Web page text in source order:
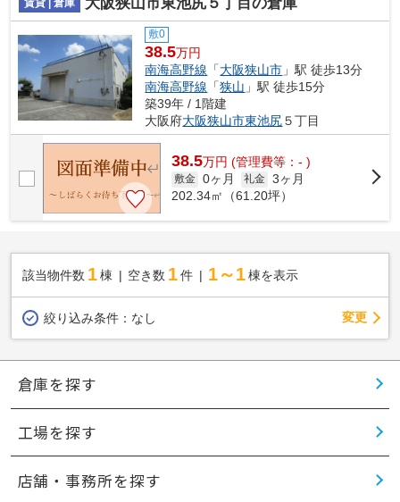
敷0
38.5万円
南海高野線 「大阪狭山市 」駅 徒歩13分
南海高野線 「狭山 」駅 徒歩15分
築39年 / 1階建
大阪府大阪狭山市東池尻５丁目
38.5万円 (管理費等：- )
敷金 0ヶ月 礼金 3ヶ月
202.34㎡（61.20坪）
該当物件数 1棟 空き数 1 件 1～1 棟を表示
絞り込み条件： なし 変更
倉庫を探す
工場を探す
店舗・事務所を探す